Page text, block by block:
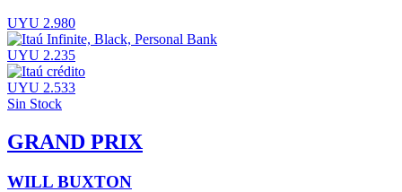
UYU 2.980
UYU 2.235
UYU 2.533
Sin Stock
GRAND PRIX
WILL BUXTON